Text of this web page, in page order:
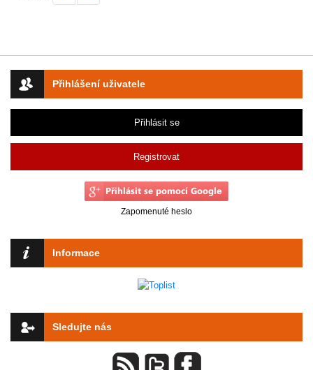
Přihlášení uživatele
Přihlásit se
Registrovat
Zapomenuté heslo
Informace
Sledujte nás